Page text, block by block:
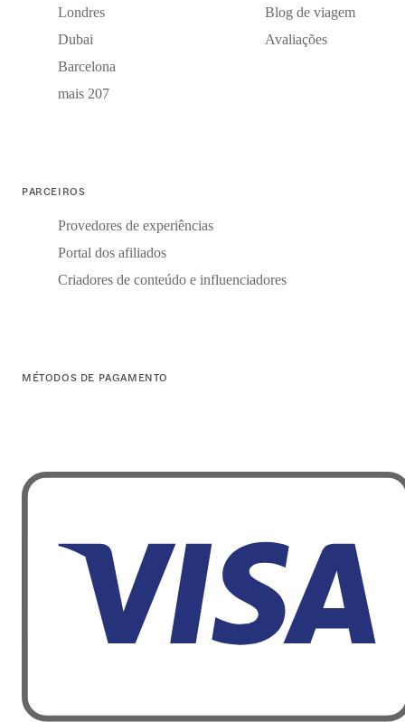
Londres
Dubai
Barcelona
mais 207
Blog de viagem
Avaliações
PARCEIROS
Provedores de experiências
Portal dos afiliados
Criadores de conteúdo e influenciadores
MÉTODOS DE PAGAMENTO